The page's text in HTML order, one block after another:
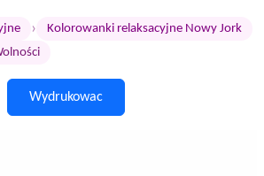
› Kolorowanki relaksacyjne Nowy Jork
Wydrukowac